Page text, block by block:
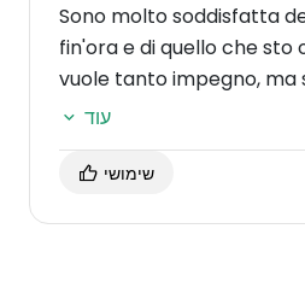
Sono molto soddisfatta
fin'ora e di quello che sto
vuole tanto impegno, ma
modo il tutto è più facile!
che vorrebbero iniziare
עוד
שימושי